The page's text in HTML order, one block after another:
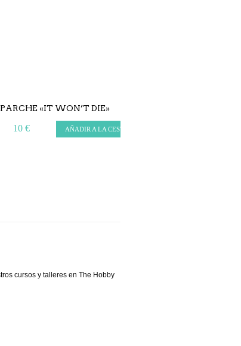
PARCHE «IT WON’T DIE»
10 € AÑADIR A LA CESTA